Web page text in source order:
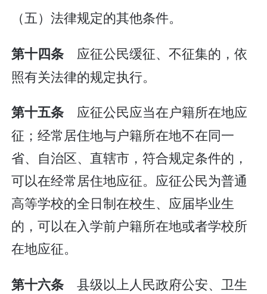
（五）法律规定的其他条件。
第十四条 应征公民缓征、不征集的，依
照有关法律的规定执行。
第十五条 应征公民应当在户籍所在地应
征；经常居住地与户籍所在地不在同一
省、自治区、直辖市，符合规定条件的，
可以在经常居住地应征。应征公民为普通
高等学校的全日制在校生、应届毕业生
的，可以在入学前户籍所在地或者学校所
在地应征。
第十六条 县级以上人民政府公安、卫生